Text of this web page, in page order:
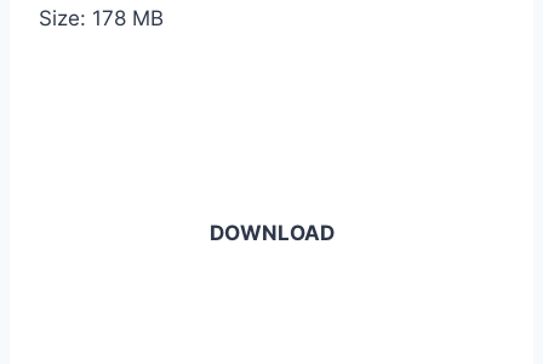
Size: 178 MB
DOWNLOAD